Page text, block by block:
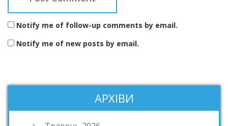
Notify me of follow-up comments by email.
Notify me of new posts by email.
АРХІВИ